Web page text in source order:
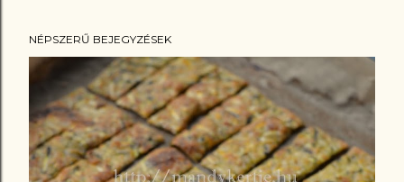
NÉPSZERŰ BEJEGYZÉSEK